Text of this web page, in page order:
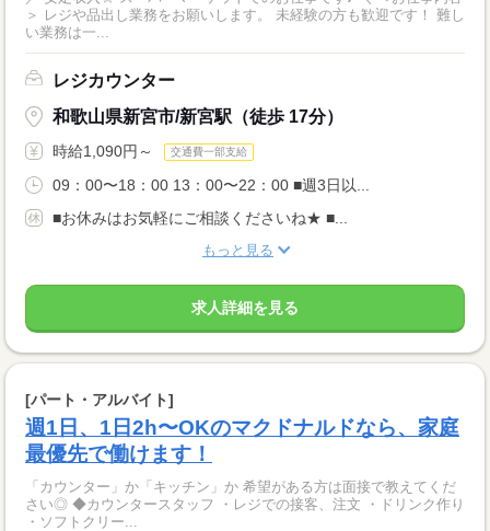
＞ レジや品出し業務をお願いします。 未経験の方も歓迎です！ 難し
い業務は一...
レジカウンター
和歌山県新宮市/新宮駅（徒歩 17分）
時給1,090円～ 交通費一部支給
09：00〜18：00 13：00〜22：00 ■週3日以...
■お休みはお気軽にご相談くださいね★ ■...
もっと見る
求人詳細を見る
[パート・アルバイト]
週1日、1日2h〜OKのマクドナルドなら、家庭
最優先で働けます！
「カウンター」か「キッチン」か 希望がある方は面接で教えてくだ
さい◎ ◆カウンタースタッフ ・レジでの接客、注文 ・ドリンク作り
・ソフトクリー...